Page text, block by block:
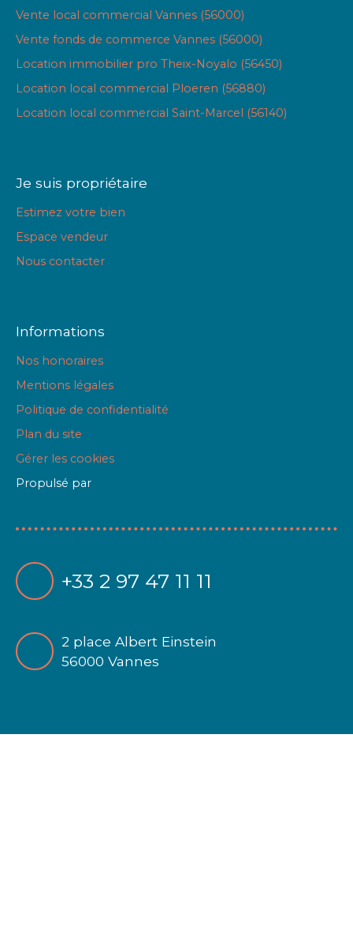
Vente local commercial Vannes (56000)
Vente fonds de commerce Vannes (56000)
Location immobilier pro Theix-Noyalo (56450)
Location local commercial Ploeren (56880)
Location local commercial Saint-Marcel (56140)
Je suis propriétaire
Estimez votre bien
Espace vendeur
Nous contacter
Informations
Nos honoraires
Mentions légales
Politique de confidentialité
Plan du site
Gérer les cookies
Propulsé par
+33 2 97 47 11 11
2 place Albert Einstein
56000 Vannes